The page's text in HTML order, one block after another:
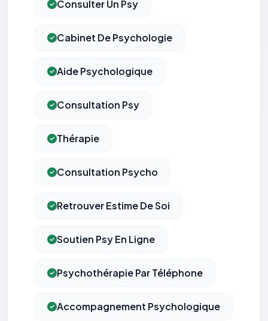
Consulter Un Psy
Cabinet De Psychologie
Aide Psychologique
Consultation Psy
Thérapie
Consultation Psycho
Retrouver Estime De Soi
Soutien Psy En Ligne
Psychothérapie Par Téléphone
Accompagnement Psychologique